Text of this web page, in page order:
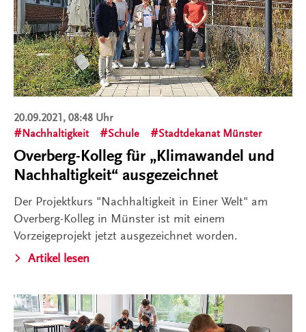
20.09.2021, 08:48 Uhr
Nachhaltigkeit
Schule Stadtdekanat Münster
Overberg-Kolleg für „Klimawandel und
Nachhaltigkeit“ ausgezeichnet
Der Projektkurs "Nachhaltigkeit in Einer Welt" am
Overberg-Kolleg in Münster ist mit einem
Vorzeigeprojekt jetzt ausgezeichnet worden.
Artikel lesen